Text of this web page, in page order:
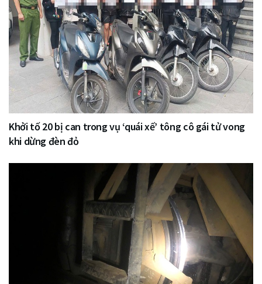
Khởi tố 20 bị can trong vụ ‘quái xế’ tông cô gái tử vong
khi dừng đèn đỏ